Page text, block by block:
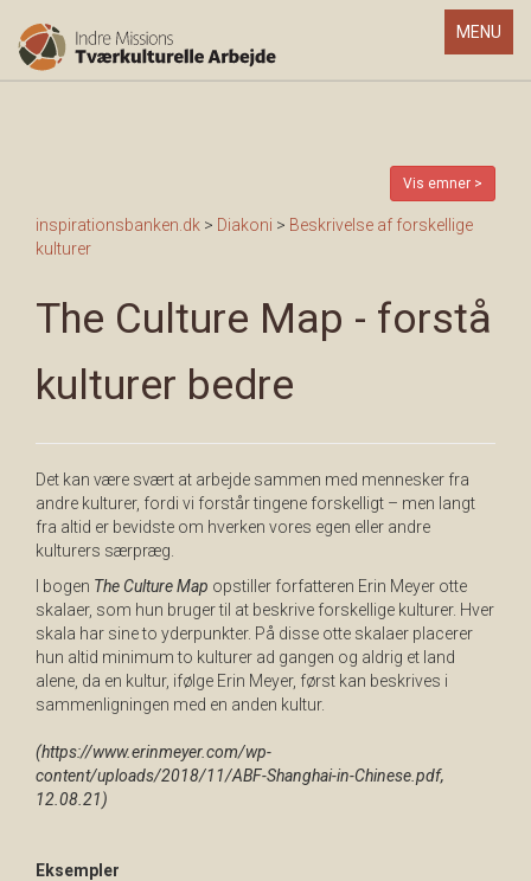
Toggle
MENU
Vis emner >
inspirationsbanken.dk > Diakoni > Beskrivelse af forskellige
kulturer
The Culture Map - forstå
kulturer bedre
Det kan være svært at arbejde sammen med mennesker fra
andre kulturer, fordi vi forstår tingene forskelligt – men langt
fra altid er bevidste om hverken vores egen eller andre
kulturers særpræg.
I bogen The Culture Map opstiller forfatteren Erin Meyer otte
skalaer, som hun bruger til at beskrive forskellige kulturer. Hver
skala har sine to yderpunkter. På disse otte skalaer placerer
hun altid minimum to kulturer ad gangen og aldrig et land
alene, da en kultur, ifølge Erin Meyer, først kan beskrives i
sammenligningen med en anden kultur.
(https://www.erinmeyer.com/wp-
content/uploads/2018/11/ABF-Shanghai-in-Chinese.pdf,
12.08.21)
Eksempler